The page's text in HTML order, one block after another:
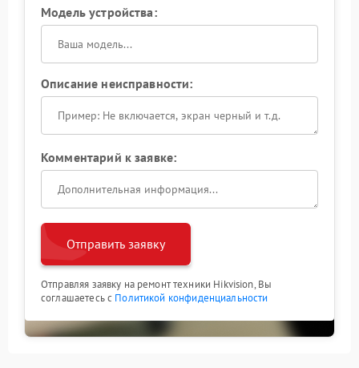
Модель устройства:
Описание неисправности:
Комментарий к заявке:
Отправить заявку
Отправляя заявку на ремонт техники Hikvision, Вы
соглашаетесь с Политикой конфиденциальности